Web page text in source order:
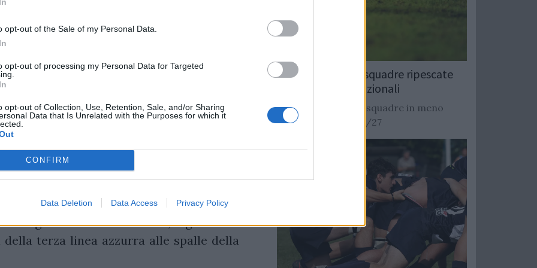
opt-out of the Sale of my Personal Data.
opt-out of processing my Personal Data for Targeted
opt-out of Collection, Use, Retention, Sale, and/or Sharing
Data that Is Unrelated with the Purposes for which it
CONFIRM
Data Deletion Data Access Privacy Policy
42 nelle prime quattro giornate,
non è lineare
Ha vinto lo scudetto con il
19 — prima volta nella storia del club —
Clermont nella stagione 2020/21. Nel
della carriera, la rottura del crociato le
mesi di stop, sola in Francia, con la
giorni. Ha recuperato, è tornata in
Cup 2022 in Nuova Zelanda. Dopo
e Sara Tounesi, Sgorbini è
terza linea azzurra alle spalle della
Rugby: Record di squadre ripescate
nei campionati nazionali
Si stimano oltre 20 squadre in meno
dalla stagione 2026/27